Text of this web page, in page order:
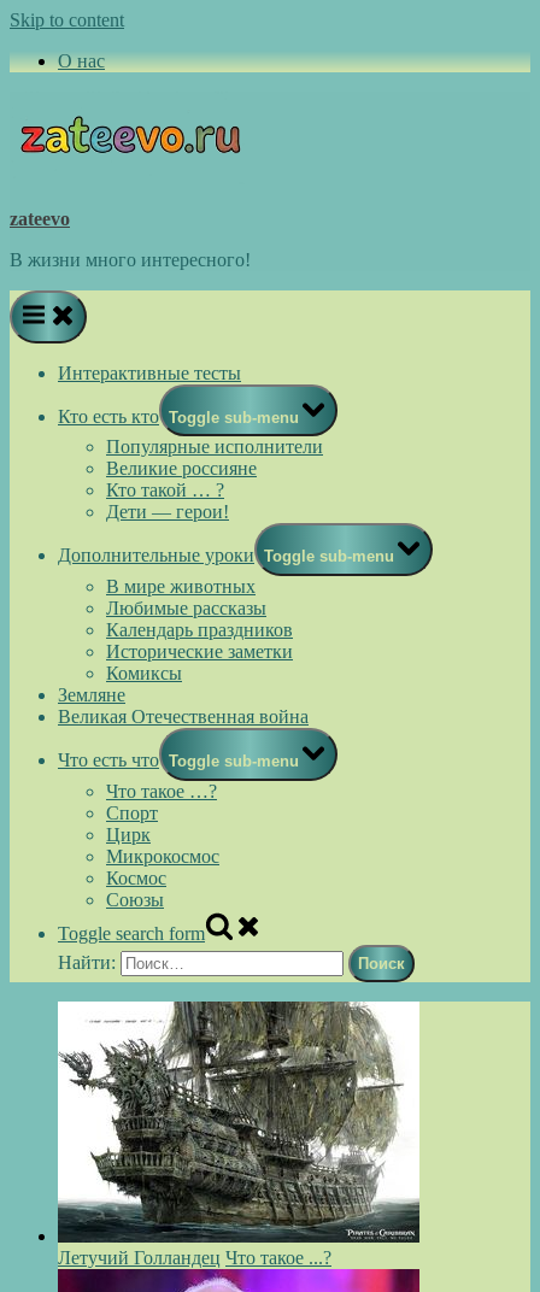
Skip to content
О нас
zateevo
В жизни много интересного!
Интерактивные тесты
Кто есть кто Toggle sub-menu
Популярные исполнители
Великие россияне
Кто такой … ?
Дети — герои!
Дополнительные уроки Toggle sub-menu
В мире животных
Любимые рассказы
Календарь праздников
Исторические заметки
Комиксы
Земляне
Великая Отечественная война
Что есть что Toggle sub-menu
Что такое …?
Спорт
Цирк
Микрокосмос
Космос
Союзы
Toggle search form
Найти:
Летучий Голландец Что такое ...?